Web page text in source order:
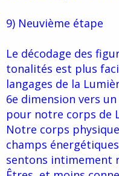
9) Neuvième étape
Le décodage des
tonalités est plus
langages de la
6e dimension vers
pour notre corps de
Notre corps
champs
sentons intimement